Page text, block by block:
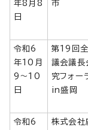
年8月8
日
市
令和6
年10月
9～10
日
第19回
議会議長
究フォー
in盛岡
令和6
株式会社